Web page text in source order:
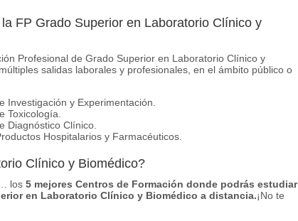
FP Grado Superior en Laboratorio Clínico y
Profesional de Grado Superior en Laboratorio Clínico y
salidas laborales y profesionales, en el ámbito público o
Investigación y Experimentación.
Toxicología.
Diagnóstico Clínico.
Hospitalarios y Farmacéuticos.
Clínico y Biomédico?
los 5 mejores Centros de Formación donde podrás estudiar
en Laboratorio Clínico y Biomédico a distancia.¡No te